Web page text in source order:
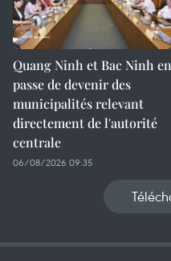
Quang Ninh et Bac Ninh en
passe de devenir des
municipalités relevant
directement de l'autorité
centrale
06/08/2026 09:35